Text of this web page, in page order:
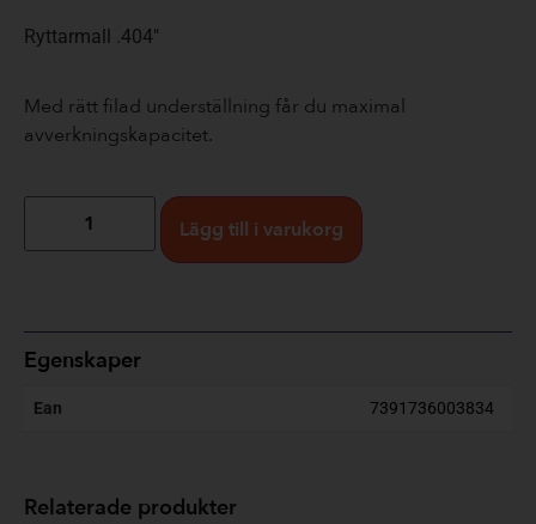
Ryttarmall .404″
Med rätt filad underställning får du maximal
avverkningskapacitet.
Lägg till i varukorg
Egenskaper
Ean 7391736003834
Relaterade produkter